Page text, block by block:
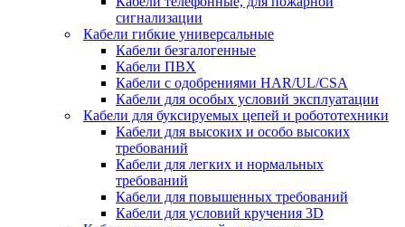
сигнализации
Кабели гибкие универсальные
Кабели безгалогенные
Кабели ПВХ
Кабели с одобрениями HAR/UL/CSA
Кабели для особых условий эксплуатации
Кабели для буксируемых цепей и робототехники
Кабели для высоких и особо высоких
требований
Кабели для легких и нормальных
требований
Кабели для повышенных требований
Кабели для условий кручения 3D